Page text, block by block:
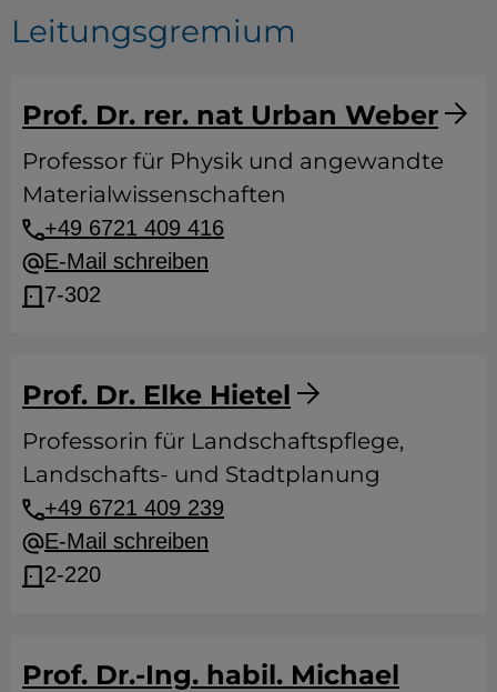
Leitungsgremium
Prof. Dr. rer. nat Urban Weber
Professor für Physik und angewandte
Materialwissenschaften
+49 6721 409 416
E-Mail schreiben
7-302
Prof. Dr. Elke Hietel
Professorin für Landschaftspflege,
Landschafts- und Stadtplanung
+49 6721 409 239
E-Mail schreiben
2-220
Prof. Dr.-Ing. habil. Michael